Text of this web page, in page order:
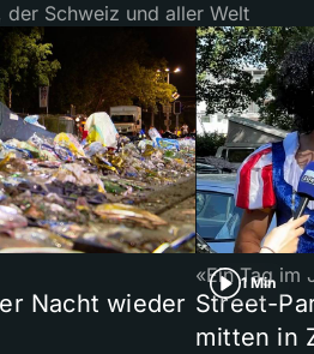
der Schweiz und aller Welt
Nacht wieder
1 Min
«Ein Tag im
Street-
mitten in